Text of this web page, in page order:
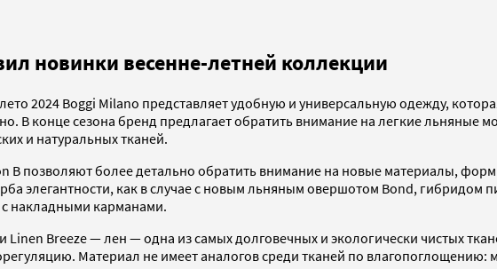
новинки весенне-летней коллекции
2024 Boggi Milano представляет удобную и универсальную одежду,
В конце сезона бренд предлагает обратить внимание на легкие льняные
и натуральных тканей.
B позволяют более детально обратить внимание на новые материалы,
элегантности, как в случае с новым льняным овершотом Bond,
накладными карманами.
Breeze — лен — одна из самых долговечных и экологически чистых
Материал не имеет аналогов среди тканей по